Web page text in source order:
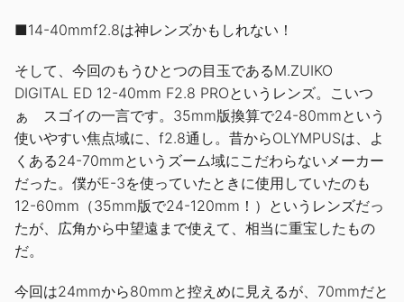
■14-40mmf2.8は神レンズかもしれない！
そして、今回のもうひとつの目玉であるM.ZUIKO
DIGITAL ED 12-40mm F2.8 PROというレンズ。こいつ
ぁ スゴイの一言です。35mm版換算で24-80mmという
使いやすい焦点域に、f2.8通し。昔からOLYMPUSは、よ
くある24-70mmというズーム域にこだわらないメーカー
だった。僕がE-3を使っていたときに使用していたのも
12-60mm（35mm版で24-120mm！）というレンズだっ
たが、広角から中望遠まで使えて、相当に重宝したもの
だ。
今回は24mmから80mmと控えめに見えるが、70mmだと